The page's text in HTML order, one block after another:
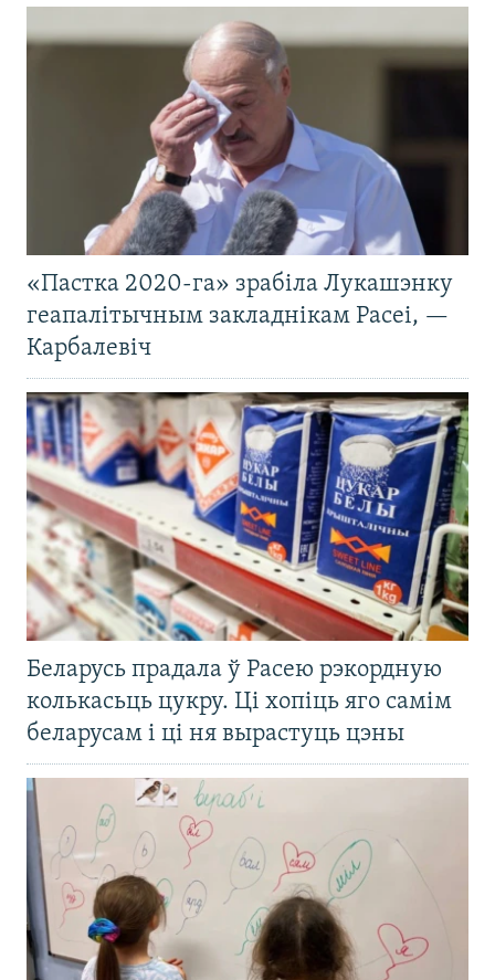
«Пастка 2020-га» зрабіла Лукашэнку
геапалітычным закладнікам Расеі, —
Карбалевіч
Беларусь прадала ў Расею рэкордную
колькасьць цукру. Ці хопіць яго самім
беларусам і ці ня вырастуць цэны